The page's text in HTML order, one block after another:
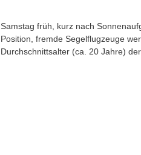
Samstag früh, kurz nach
Position, fremde Segelflugzeuge
Durchschnittsalter (ca. 20 Jahre)